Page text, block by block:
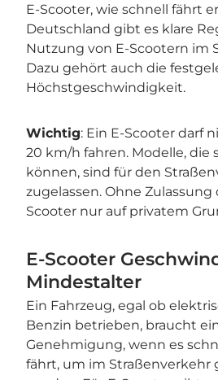
E-Scooter, wie schnell fährt
Deutschland gibt es klare
Nutzung von E-Scootern im
Dazu gehört auch die
Höchstgeschwindigkeit.
Wichtig: Ein E-Scooter darf
20 km/h fahren. Modelle, die
können, sind für den
zugelassen. Ohne
Scooter nur auf privatem
E-Scooter
Mindestalter
Ein Fahrzeug, egal ob
Benzin betrieben, braucht
Genehmigung, wenn es
fährt, um im Straßenverkehr